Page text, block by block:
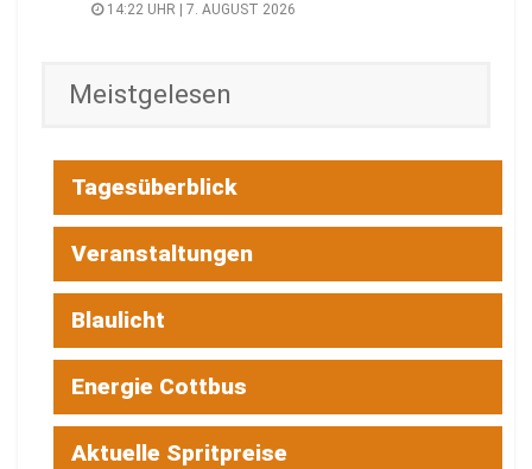
14:22 UHR | 7. AUGUST 2026
Meistgelesen
Tagesüberblick
Veranstaltungen
Blaulicht
Energie Cottbus
Aktuelle Spritpreise